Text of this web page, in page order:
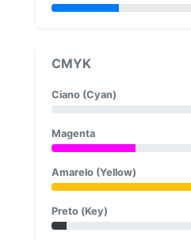
CMYK
Ciano (Cyan)
Magenta
Amarelo (Yellow)
Preto (Key)